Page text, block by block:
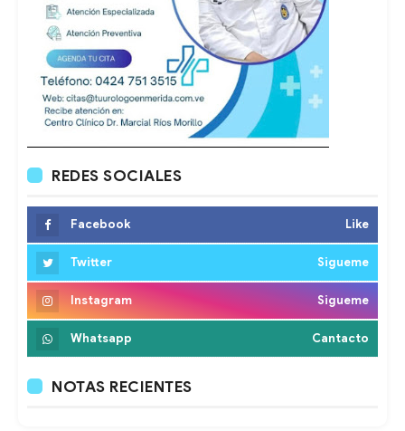
REDES SOCIALES
Facebook Like
Twitter Sigueme
Instagram Sigueme
Whatsapp Cantacto
NOTAS RECIENTES